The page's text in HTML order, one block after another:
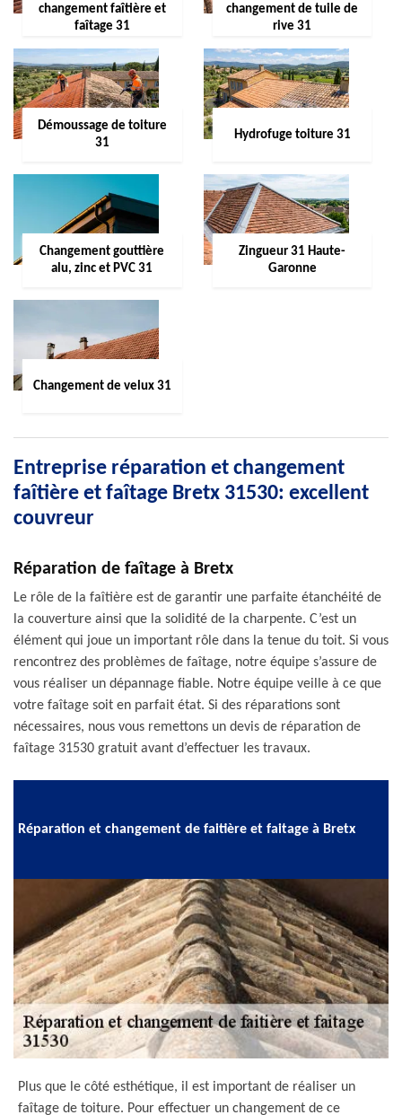
changement faîtière et
faîtage 31
changement de tuile de
rive 31
Démoussage de toiture
31
Hydrofuge toiture 31
Changement gouttière
alu, zinc et PVC 31
Zingueur 31 Haute-
Garonne
Changement de velux 31
Entreprise réparation et changement
faîtière et faîtage Bretx 31530: excellent
couvreur
Réparation de faîtage à Bretx
Le rôle de la faîtière est de garantir une parfaite étanchéité de
la couverture ainsi que la solidité de la charpente. C’est un
élément qui joue un important rôle dans la tenue du toit. Si vous
rencontrez des problèmes de faîtage, notre équipe s’assure de
vous réaliser un dépannage fiable. Notre équipe veille à ce que
votre faîtage soit en parfait état. Si des réparations sont
nécessaires, nous vous remettons un devis de réparation de
faîtage 31530 gratuit avant d’effectuer les travaux.
Réparation et changement de faitière et faitage à Bretx
Plus que le côté esthétique, il est important de réaliser un
faîtage de toiture. Pour effectuer un changement de ce